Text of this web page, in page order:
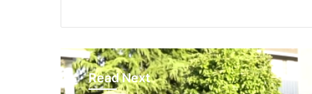
Read Next